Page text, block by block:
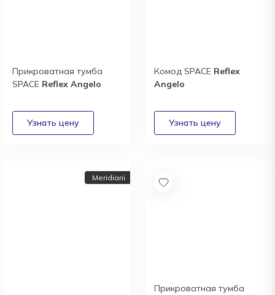
Прикроватная тумба
SPACE Reflex Angelo
Комод SPACE Reflex
Angelo
Meridiani
Прикроватная тумба